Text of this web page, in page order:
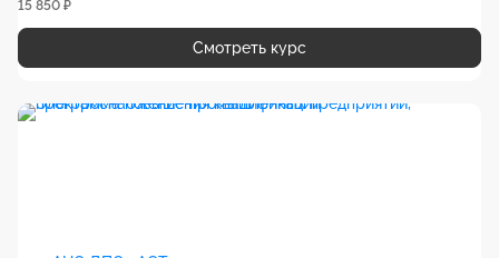
15 850 ₽
Смотреть курс